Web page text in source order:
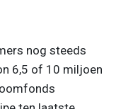
nog steeds
6,5 of 10 miljoen